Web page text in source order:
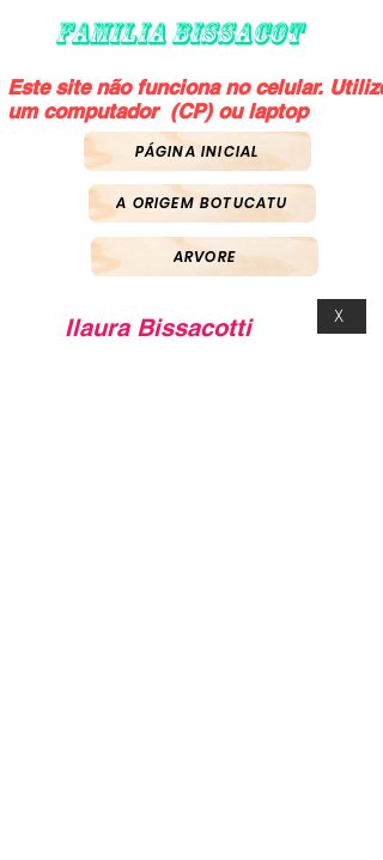
FAMILIA BISSACOT
Este site não funciona no celular. Utilize
um computador (CP) ou laptop
PÁGINA INICIAL
A ORIGEM BOTUCATU
ARVORE
Ilaura Bissacotti X